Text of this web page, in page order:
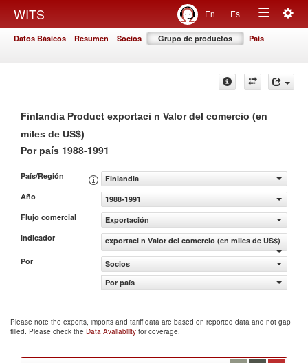
WITS En Es
Toggle
Datos Básicos Resumen Socios Grupo de productos País
Finlandia Product exportaci n Valor del comercio (en
miles de US$)
Por país 1988-1991
País/Región
Finlandia
Año
1988-1991
Flujo comercial
Exportación
Indicador
exportaci n Valor del comercio (en miles de US$)
Por
Socios
Por país
Please note the exports, imports and tariff data are based on reported data and not gap
filled. Please check the Data Availability for coverage.